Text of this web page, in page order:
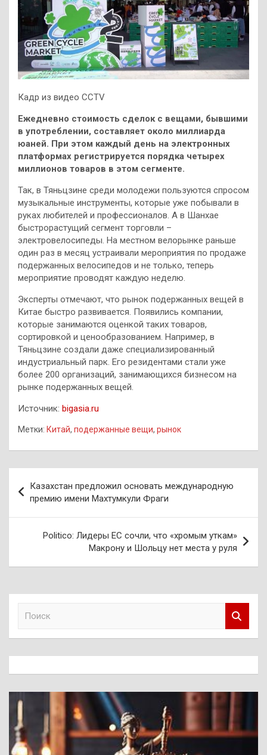
Кадр из видео CCTV
Ежедневно стоимость сделок с вещами, бывшими
в употреблении, составляет около миллиарда
юаней. При этом каждый день на электронных
платформах регистрируется порядка четырех
миллионов товаров в этом сегменте.
Так, в Тяньцзине среди молодежи пользуются спросом
музыкальные инструменты, которые уже побывали в
руках любителей и профессионалов. А в Шанхае
быстрорастущий сегмент торговли –
электровелосипеды. На местном велорынке раньше
один раз в месяц устраивали мероприятия по продаже
подержанных велосипедов и не только, теперь
мероприятие проводят каждую неделю.
Эксперты отмечают, что рынок подержанных вещей в
Китае быстро развивается. Появились компании,
которые занимаются оценкой таких товаров,
сортировкой и ценообразованием. Например, в
Тяньцзине создали даже специализированный
индустриальный парк. Его резидентами стали уже
более 200 организаций, занимающихся бизнесом на
рынке подержанных вещей.
Источник: bigasia.ru
Метки: Китай, подержанные вещи, рынок
по
записям
Казахстан предложил основать международную
премию имени Махтумкули Фраги
Politico: Лидеры ЕС сочли, что «хромым уткам»
Макрону и Шольцу нет места у руля
к